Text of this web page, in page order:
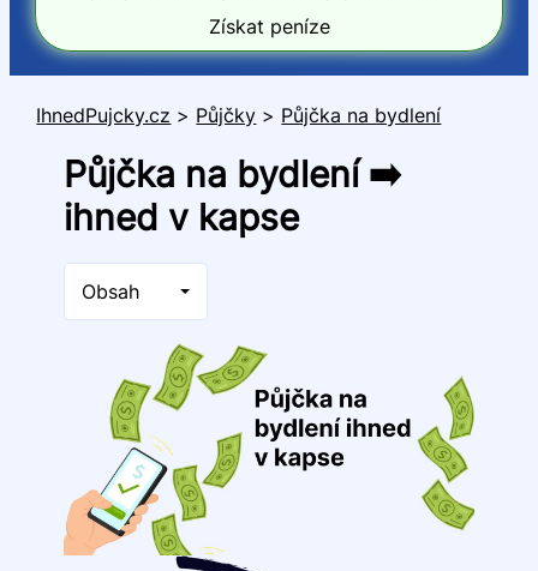
Získat peníze
IhnedPujcky.cz > Půjčky > Půjčka na bydlení
Půjčka na bydlení ➡️
ihned v kapse
Obsah